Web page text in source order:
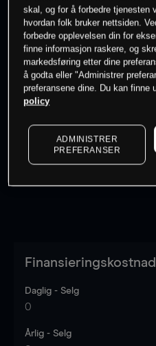
0% av kunder erpå
Søk
Kursene er veiledende.
Finansieringskostnad
Daglig - Selg
0
Årlig - Selg
skal, og for å forbedre tjenesten
hvordan folk bruker nettsiden.
forbedre opplevelsen din for
finne informasjon raskere, og
markedsføring etter dine
å godta eller "Administrer
preferansene dine. Du kan finne
policy
ADMINISTRER
PREFERANSER